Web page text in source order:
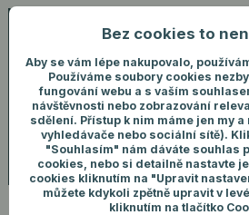
+420 731 292 460Bez cookies to
Aby se vám lépe nakupovalo,
Používáme soubory cookies
fungování webu a s vaším
návštěvnosti nebo zobrazování
sdělení. Přístup k nim máme jen my
vyhledávače nebo sociální sítě).
"Souhlasím" nám dáváte souhlas
cookies, nebo si detailně nastavte
cookies kliknutím na "Upravit
můžete kdykoli zpětně upravit v
kliknutím na tlačítko